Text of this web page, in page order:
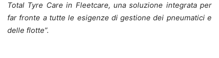
Total Tyre Care in Fleetcare, una soluzione integrata per
far fronte a tutte le esigenze di gestione dei pneumatici e
delle flotte”.